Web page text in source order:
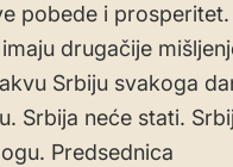
pobede i prosperitet.
drugačije
Srbiju svakoga
Srbija neće stati.
Predsednica